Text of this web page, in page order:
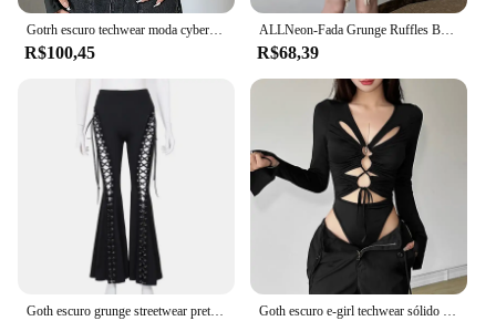
R$100,45
ALLNeon-Fada Grunge Ruffles Borlas Colheita, Lace Tops, Ver Através Streetwear, Cyber Y2K, Falre Manga, Blusa Bandage, Camiseta Slim
R$68,39
Goth escuro grunge streetwear preto bandagem calças cyber gótico punk oco para fora calças flare mulheres emo cintura alta sexy alt inferior Goth escuro e-girl techwear sólido oco para fora manga longa magro bodysuits cyber y2k com decote em v topos feminino gótico bodysuit streetwear